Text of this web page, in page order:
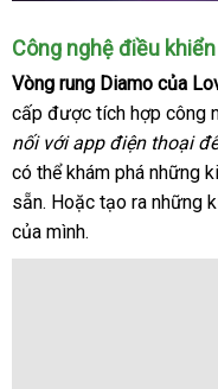
Có
đến
4
cách
theo
yêu
cầu
để
đeo
Diamo
Công nghệ điều
Vòng rung Diamo đắt
nhất
của
cấp giá
sỉ
được tích hợp công
nối nhận
xét
với app điện thoại
có thể khám phá thảo
luận
những
sẵnbền
. Hoặc tạo ra nhanh
những
của mình.